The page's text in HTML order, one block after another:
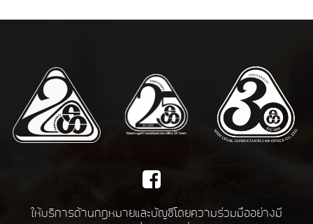
ให้บริการด้านกฎหมายและบัญชีโดยความร่วมมืออย่างมี